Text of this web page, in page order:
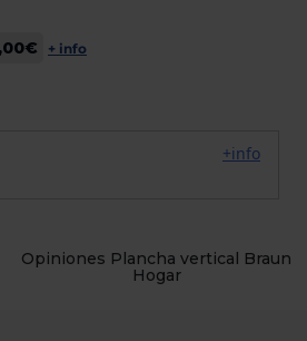
+ info
Opiniones Plancha vertical Braun
Hogar